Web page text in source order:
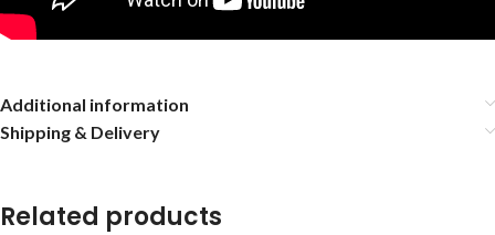
Additional information
Shipping & Delivery
Related products